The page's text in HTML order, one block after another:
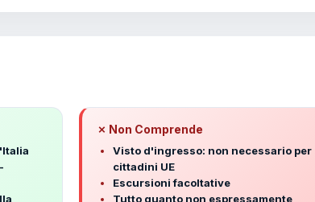
✗ Non Comprende
Visto d'ingresso: non necessario per
cittadini UE
Escursioni facoltative
Tutto quanto non espressamente